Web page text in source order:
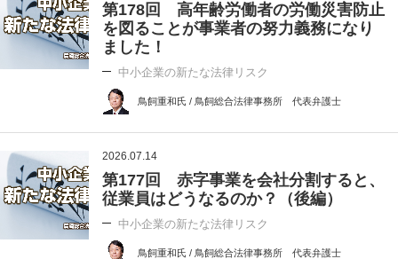
第178回 高年齢労働者の労働災害防止
を図ることが事業者の努力義務になり
ました！
中小企業の新たな法律リスク
鳥飼重和氏 / 鳥飼総合法律事務所 代表弁護士
2026.07.14
第177回 赤字事業を会社分割すると、
従業員はどうなるのか？（後編）
中小企業の新たな法律リスク
鳥飼重和氏 / 鳥飼総合法律事務所 代表弁護士